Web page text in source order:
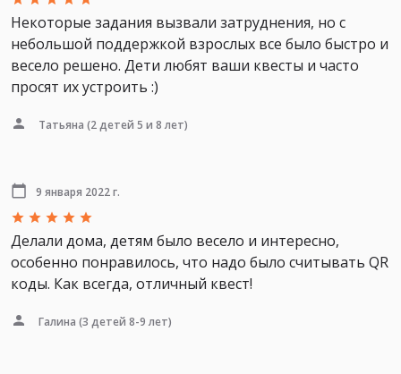
Некоторые задания вызвали затруднения, но с
небольшой поддержкой взрослых все было быстро и
весело решено. Дети любят ваши квесты и часто
просят их устроить :)
Татьяна (2 детей 5 и 8 лет)
9 января 2022 г.
Делали дома, детям было весело и интересно,
особенно понравилось, что надо было считывать QR
коды. Как всегда, отличный квест!
Галина (3 детей 8-9 лет)